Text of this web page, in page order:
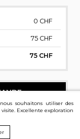
0 CHF
75 CHF
75 CHF
souhaitons utiliser des
Excellente exploration